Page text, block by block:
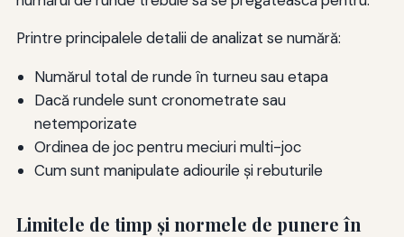
Printre principalele detalii de analizat se numără:
Numărul total de runde în turneu sau etapa
Dacă rundele sunt cronometrate sau
netemporizate
Ordinea de joc pentru meciuri multi-joc
Cum sunt manipulate adiourile şi rebuturile
Limitele de timp și normele de punere în